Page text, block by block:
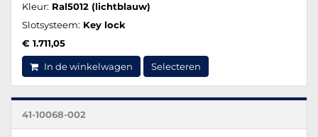
Kleur: Ral5012 (lichtblauw)
Slotsysteem: Key lock
€ 1.711,05
In de winkelwagen Selecteren
41-10068-002